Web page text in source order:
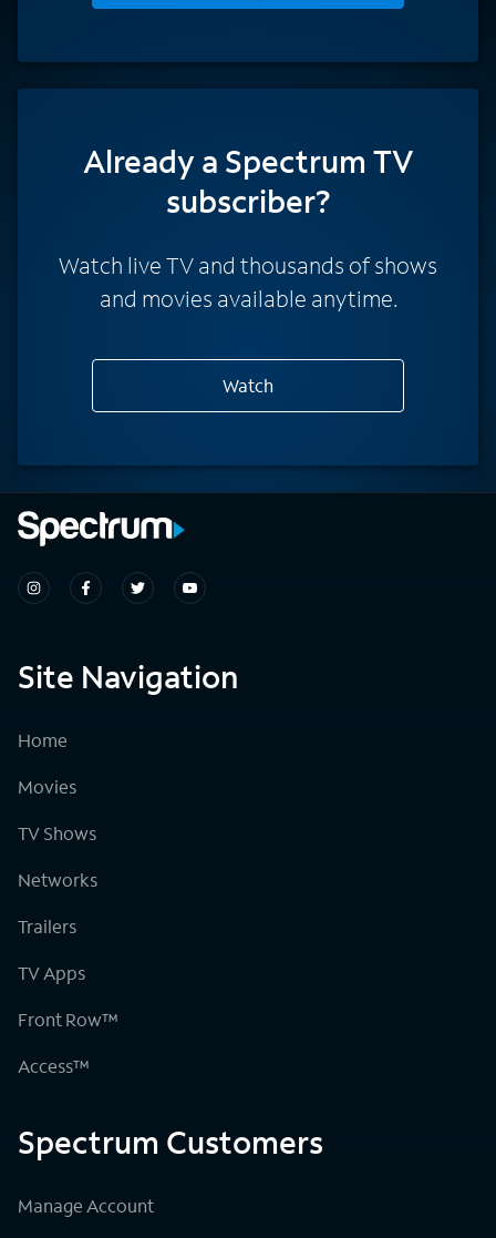
Already a Spectrum TV
subscriber?
Watch live TV and thousands of shows
and movies available anytime.
Watch
Site Navigation
Home
Movies
TV Shows
Networks
Trailers
TV Apps
Front Row™
Access™
Spectrum Customers
Manage Account